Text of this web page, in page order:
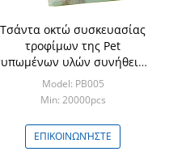
Τσάντα οκτώ συσκευασίας
τροφίμων της Pet
υλών συνήθειας
πλευρά που σφραγίζει τη
μεταλλίνη 2KG 120 μικρό
Model: PB005
Min: 20000pcs
ΕΠΙΚΟΙΝΩΝΉΣΤΕ